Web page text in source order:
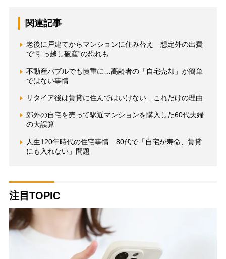
関連記事
老後に戸建てからマンションに住み替え 想定外の出費
で“引っ越し破産”の恐れも
不動産バブルでも慎重に…高齢者の「自宅売却」が簡単
ではない事情
リタイア後は賃貸に住んではいけない…これだけの理由
郊外の自宅を売って駅近マンションを購入した60代夫婦
の大誤算
人生120年時代の住宅事情 80代で「自宅が寿命、賃貸
にも入れない」問題
注目TOPIC